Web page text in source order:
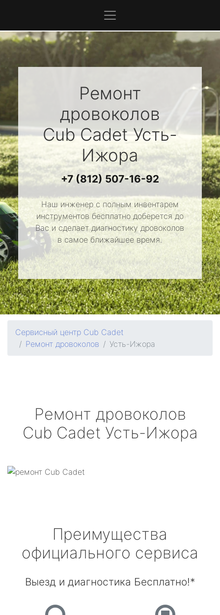
Ремонт
дровоколов
Cub CadetУсть-
Ижора
+7 (812) 507-16-92
Наш инженер с полным инвентарем
инструментов бесплатно доберется до
Вас и сделает диагностику дровоколов
в самое ближайшее время.
Сервисный центр Cub Cadet
Ремонт дровоколов
Усть-Ижора
Ремонт дровоколов
Cub Cadet Усть-Ижора
Преимущества
официального сервиса
Выезд и диагностика Бесплатно!*